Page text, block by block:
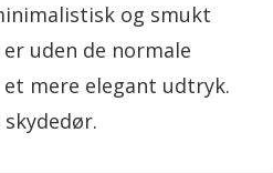
og smukt
uden de normale
mere elegant udtryk.